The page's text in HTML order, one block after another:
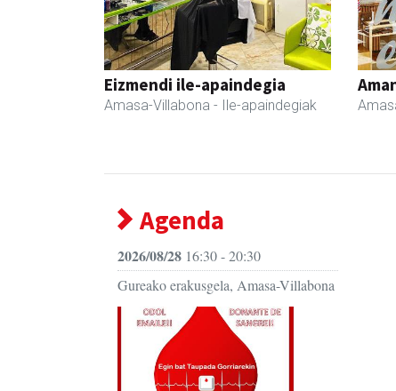
Eizmendi ile-apaindegia
Amasa-Villabona - Ile-apaindegiak
Agenda
2026/08/28 16:30 - 20:30
Gureako erakusgela, Amasa-Villabona